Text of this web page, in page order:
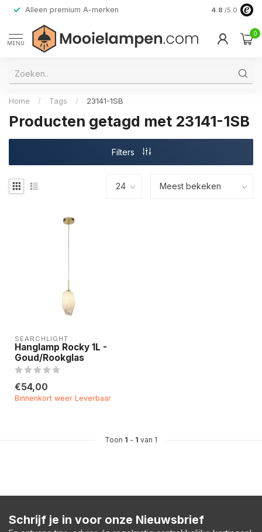
Alleen premium A-merken 4.8 /5.0
MENU
0
Home / Tags / 23141-1SB
Producten getagd met 23141-1SB
Filters
SEARCHLIGHT
Hanglamp Rocky 1L -
Goud/Rookglas
€54,00
Binnenkort weer Leverbaar
Toon 1 - 1 van 1
Schrijf je in voor onze Nieuwsbrief